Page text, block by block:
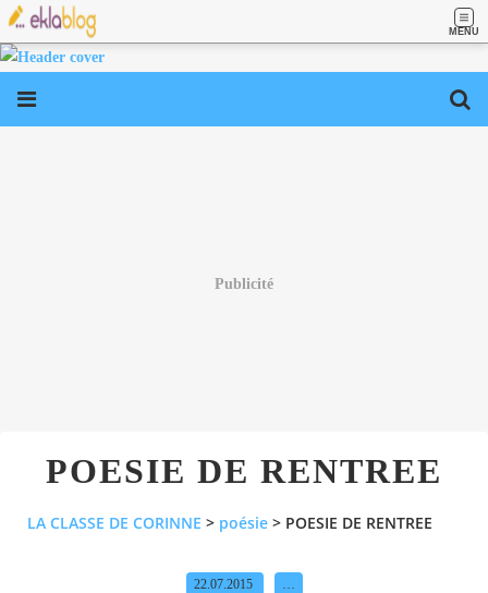
MENU
Publicité
POESIE DE RENTREE
LA CLASSE DE CORINNE > poésie > POESIE DE RENTREE
22.07.2015